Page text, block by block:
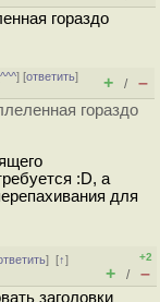
гораздо
^^^] [ответить]
+ / –
гораздо
:D, а
для
][↑]
+2
+ / –
заголовки